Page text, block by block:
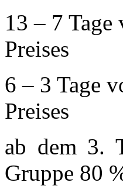
13 – 7
Preises
6 – 3
Preises
ab dem 3.
Gruppe 80